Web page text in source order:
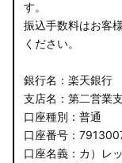
RT5/6 RW1/2 CR-V
RU3/4 ヴェゼル
JW5 S660
す。
振込手数料はお客
ください。
銀行名：楽天銀行
支店名：第二営業
口座種別：普通
口座番号：
口座名義：カ）レ